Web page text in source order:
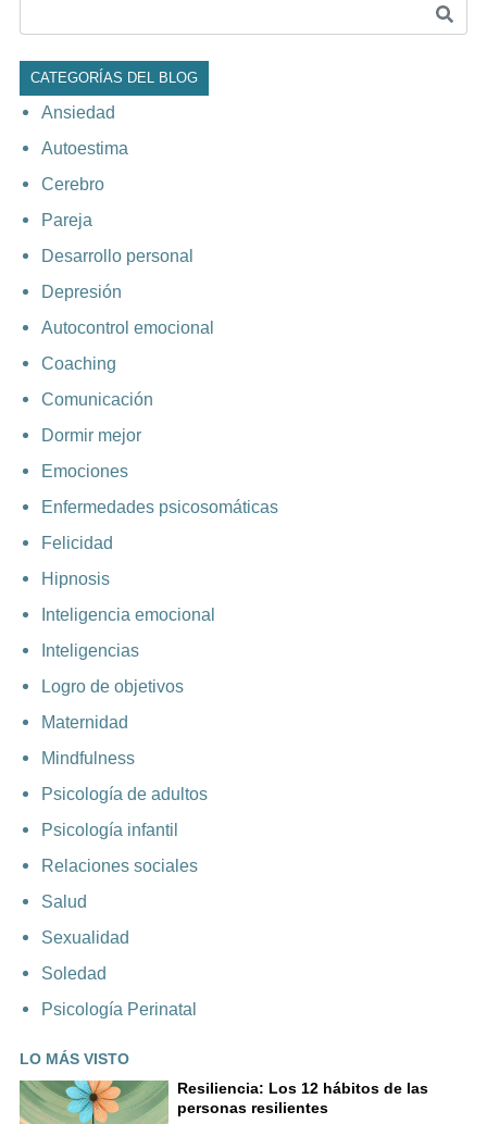
CATEGORÍAS DEL BLOG
Ansiedad
Autoestima
Cerebro
Pareja
Desarrollo personal
Depresión
Autocontrol emocional
Coaching
Comunicación
Dormir mejor
Emociones
Enfermedades psicosomáticas
Felicidad
Hipnosis
Inteligencia emocional
Inteligencias
Logro de objetivos
Maternidad
Mindfulness
Psicología de adultos
Psicología infantil
Relaciones sociales
Salud
Sexualidad
Soledad
Psicología Perinatal
LO MÁS VISTO
Resiliencia: Los 12 hábitos de las
personas resilientes